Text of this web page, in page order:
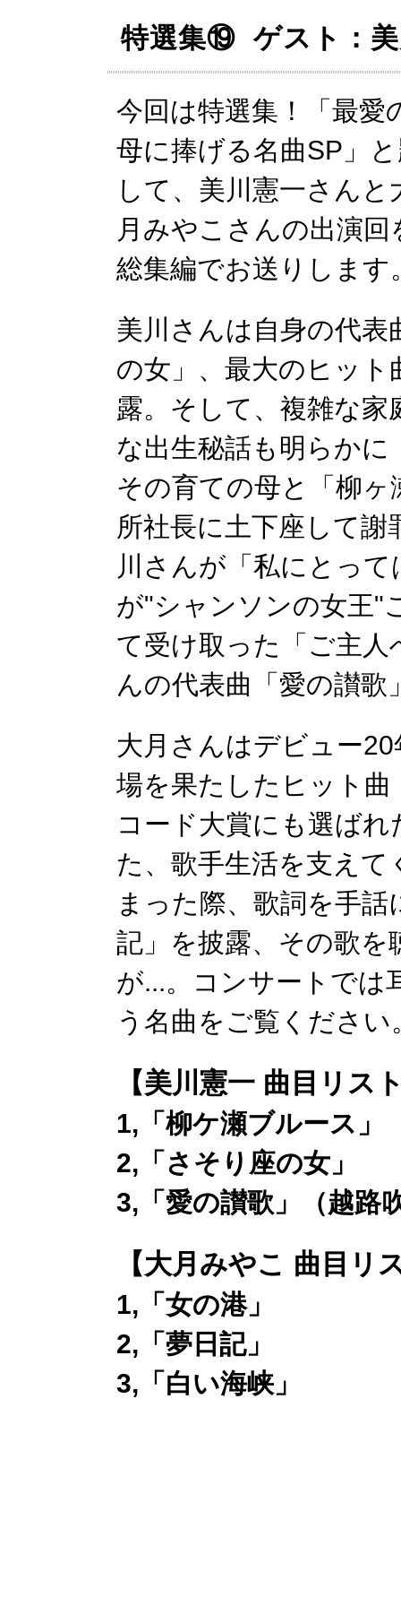
特選集⑲ ゲスト：美
今回は特選集！「最愛
母に捧げる名曲SP」
して、美川憲一さんと
月みやこさんの出演回
総集編でお送りします
美川さんは自身の代
の女」、最大のヒッ
露。そして、複雑な
な出生秘話も明らか
その育ての母と「柳
所社長に土下座して
川さんが「私にとっ
が"シャンソンの女王"
て受け取った「ご主
んの代表曲「愛の讃
大月さんはデビュー
場を果たしたヒット
コード大賞にも選ば
た、歌手生活を支え
まった際、歌詞を手
記」を披露、その歌
が...。コンサートでは
う名曲をご覧ください
【美川憲一 曲目リス
1,「柳ケ瀬ブルース」
2,「さそり座の女」
3,「愛の讃歌」（越路
【大月みやこ 曲目リ
1,「女の港」
2,「夢日記」
3,「白い海峡」